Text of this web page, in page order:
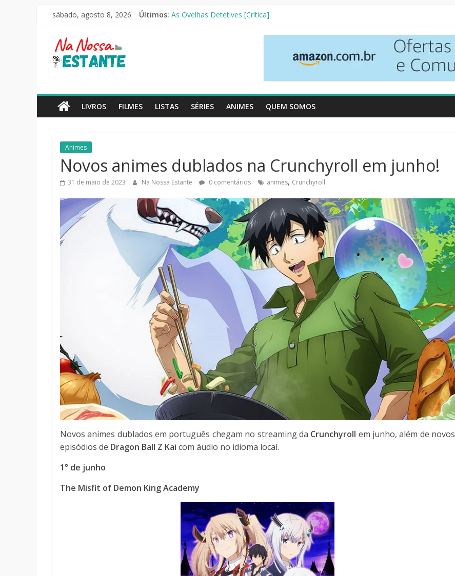
Pular
conteúdo
sábado, agosto 8, 2026 Últimos: O Pistoleiro [Resenha Literária]
Mestres do Universo [Crtítica]
Na
Nossa
Estante
livros,
filmes,
séries
notícias
LIVROS FILMES LISTAS SÉRIES ANIMES QUEM SOMOS
Animes
Novos animes dublados na Crunchyroll em junho!
31 de maio de 2023 Na Nossa Estante 0 comentários animes, Crunchyroll
Novos animes dublados em português chegam no streaming da Crunchyroll em junho, além de novos
episódios de Dragon Ball Z Kai com áudio no idioma local.
1° de junho
The Misfit of Demon King Academy